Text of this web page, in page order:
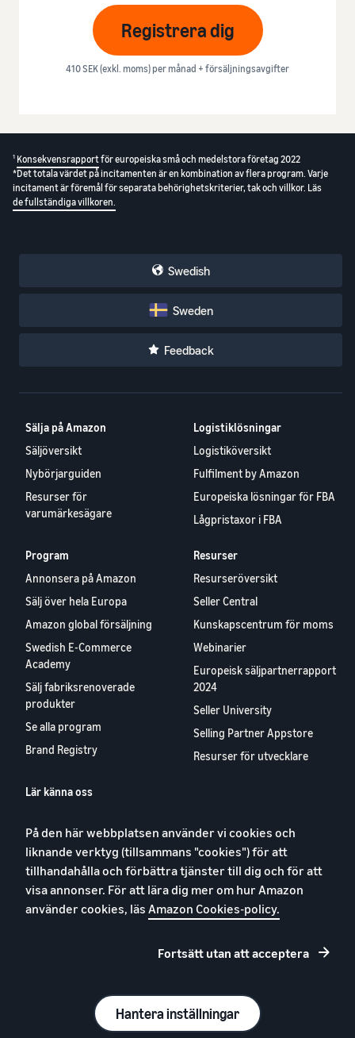
Registrera dig
410 SEK (exkl. moms) per månad + försäljningsavgifter
1 Konsekvensrapportför europeiska små och medelstora företag 2022
*Det totala värdet på incitamenten är en kombination av flera program. Varje
incitament är föremål för separata behörighetskriterier, tak och villkor. Läs
de fullständiga villkoren.
Swedish
Sweden
Feedback
Sälja på Amazon
Säljöversikt
Nybörjarguiden
Resurser för
varumärkesägare
Logistiklösningar
Logistiköversikt
Fulfilment by Amazon
Europeiska lösningar för FBA
Lågpristaxor i FBA
Program
Annonsera på Amazon
Sälj över hela Europa
Amazon global försäljning
Swedish E-Commerce
Academy
Sälj fabriksrenoverade
produkter
Se alla program
Brand Registry
Resurser
Resurseröversikt
Seller Central
Kunskapscentrum för moms
Webinarier
Europeisk säljpartnerrapport
2024
Seller University
Selling Partner Appstore
Resurser för utvecklare
Lär känna oss
Karriärer
YouTube
Kontakta oss
© 2026, Amazon.com, Inc. eller dess dotterbolag
På den här webbplatsen använder vi cookies och
liknande verktyg (tillsammans "cookies") för att
tillhandahålla och förbättra tjänster till dig och för att
visa annonser. För att lära dig mer om hur Amazon
använder cookies, läs Amazon Cookies-policy.
Fortsätt utan att acceptera
Hantera inställningar